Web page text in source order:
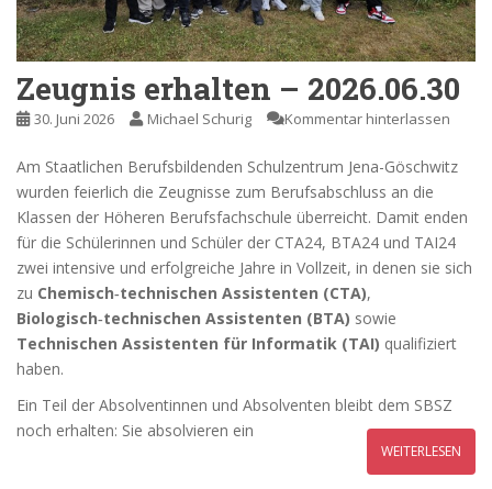
Zeugnis erhalten – 2026.06.30
30. Juni 2026 Michael Schurig Kommentar hinterlassen
Am Staatlichen Berufsbildenden Schulzentrum Jena-Göschwitz
wurden feierlich die Zeugnisse zum Berufsabschluss an die
Klassen der Höheren Berufsfachschule überreicht. Damit enden
für die Schülerinnen und Schüler der CTA24, BTA24 und TAI24
zwei intensive und erfolgreiche Jahre in Vollzeit, in denen sie sich
zu Chemisch‑technischen Assistenten (CTA),
Biologisch‑technischen Assistenten (BTA) sowie
Technischen Assistenten für Informatik (TAI) qualifiziert
haben.
Ein Teil der Absolventinnen und Absolventen bleibt dem SBSZ
noch erhalten: Sie absolvieren ein
WEITERLESEN